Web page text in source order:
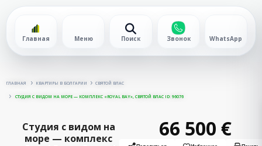
Главная Меню Поиск Звонок WhatsApp
ГЛАВНАЯ КВАРТИРЫ В БОЛГАРИИ СВЯТОЙ ВЛАС
СТУДИЯ С ВИДОМ НА МОРЕ — КОМПЛЕКС «ROYAL BAY», СВЯТОЙ ВЛАС ID: 96076
Студия с видом на
море — комплекс
66 500 €